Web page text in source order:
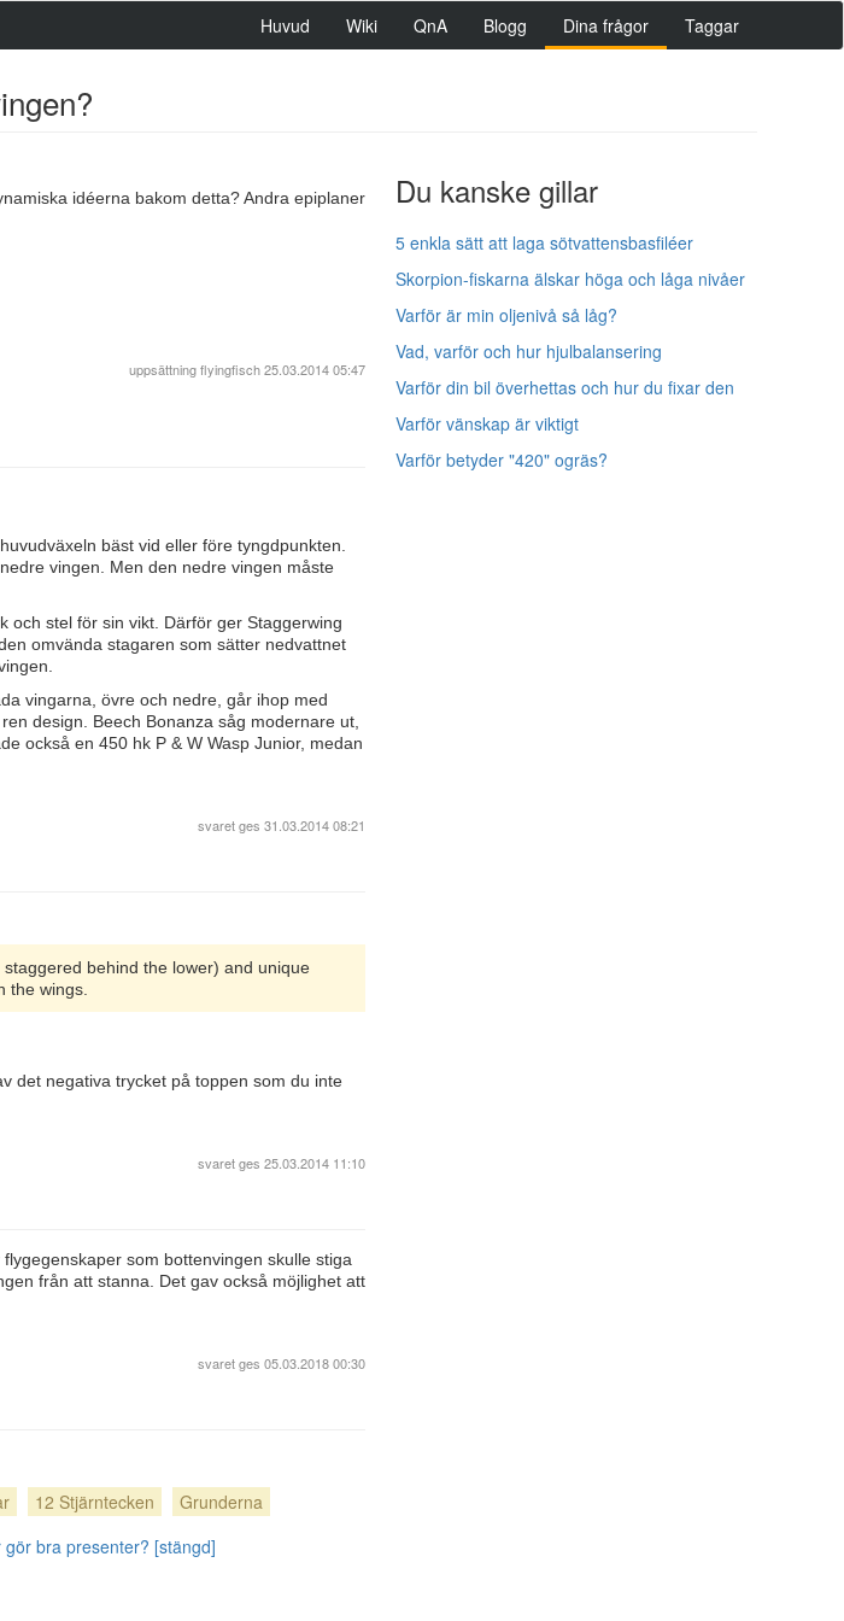
Huvud Wiki QnA Blogg Dina frågor Taggar
Du kanske gillar
5 enkla sätt att laga sötvattensbasfiléer
Skorpion-fiskarna älskar höga och låga nivåer
Varför är min oljenivå så låg?
Vad, varför och hur hjulbalansering
Varför din bil överhettas och hur du fixar den
Varför vänskap är viktigt
Varför betyder "420" ogräs?
idéerna bakom detta? Andra epiplaner
uppsättningflyingfisch25.03.2014 05:47
bäst vid eller före tyngdpunkten.
vingen. Men den nedre vingen måste
och stel för sin vikt. Därför ger Staggerwing
omvända stagaren som sätter nedvattnet
vingarna, övre och nedre, går ihop med
design. Beech Bonanza såg modernare ut,
också en 450 hk P & W Wasp Junior, medan
svaret ges 31.03.2014 08:21
behind the lower) and unique
the wings.
det negativa trycket på toppen som du inte
svaret ges 25.03.2014 11:10
som bottenvingen skulle stiga
från att stanna. Det gav också möjlighet att
svaret ges 05.03.2018 00:30
12 Stjärntecken
Grunderna
gör bra presenter? [stängd]